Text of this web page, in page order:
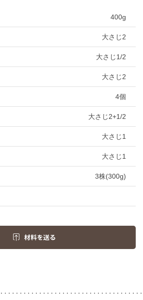
400g
大さじ2
大さじ1/2
大さじ2
4個
大さじ2+1/2
大さじ1
大さじ1
3株(300g)
材料を送る